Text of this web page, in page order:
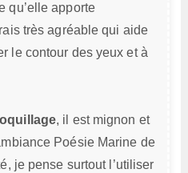
qu’elle apporte
très agréable qui aide
le contour des yeux et à
, il est mignon et
Poésie Marine de
je pense surtout l’utiliser